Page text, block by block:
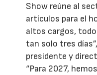
Show reúne al
artículos para el
altos cargos,
tan solo tres
presidente y
“Para 2027,